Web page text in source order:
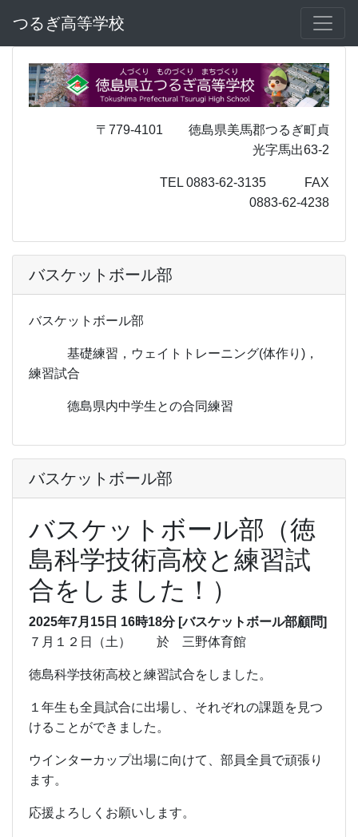
つるぎ高等学校
〒779-4101 徳島県美馬郡つるぎ町貞
光字馬出63-2
TEL 0883-62-3135 FAX
0883-62-4238
バスケットボール部
バスケットボール部
基礎練習，ウェイトトレーニング(体作り)，
練習試合
德島県内中学生との合同練習
バスケットボール部
バスケットボール部（徳
島科学技術高校と練習試
合をしました！）
2025年7月15日 16時18分 [バスケットボール部顧問]
７月１２日（土） 於 三野体育館
徳島科学技術高校と練習試合をしました。
１年生も全員試合に出場し、それぞれの課題を見つ
けることができました。
ウインターカップ出場に向けて、部員全員で頑張り
ます。
応援よろしくお願いします。